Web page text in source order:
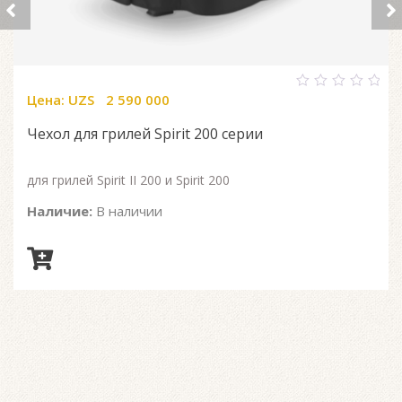
Цена: UZS 2 590 000
Чехол для грилей Spirit 200 серии
для грилей Spirit II 200 и Spirit 200
Наличие: В наличии